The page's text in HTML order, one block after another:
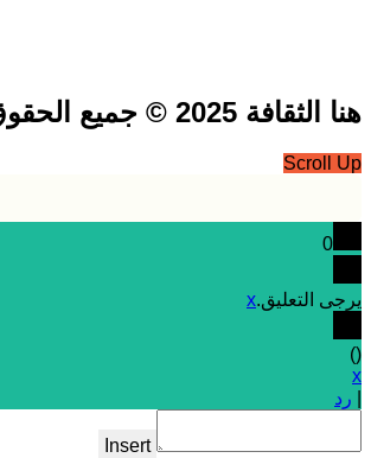
2025 © جميع الحقوق محفوظة
التعليق.x
Insert